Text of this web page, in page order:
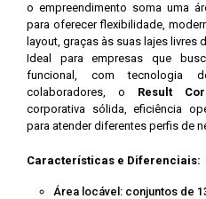
o empreendimento soma uma
para oferecer flexibilidade,
layout, graças às suas lajes livres
Ideal para empresas que
funcional, com tecnologia
colaboradores, o Result
corporativa sólida, eficiência
para atender diferentes perfis de
Características e Diferenciais:
Área locável: conjuntos de